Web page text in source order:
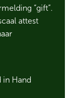
“gift”.
attest
in Hand